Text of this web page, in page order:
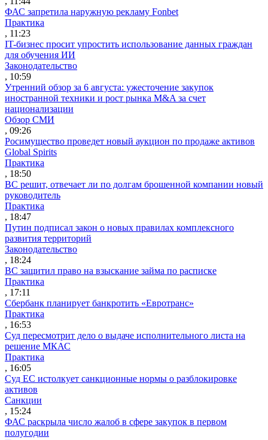
ФАС запретила наружную рекламу Fonbet
Практика
, 11:23
IT-бизнес просит упростить использование данных граждан
для обучения ИИ
Законодательство
, 10:59
Утренний обзор за 6 августа: ужесточение закупок
иностранной техники и рост рынка M&A за счет
национализации
Обзор СМИ
, 09:26
Росимущество проведет новый аукцион по продаже активов
Global Spirits
Практика
, 18:50
ВС решит, отвечает ли по долгам брошенной компании новый
руководитель
Практика
, 18:47
Путин подписал закон о новых правилах комплексного
развития территорий
Законодательство
, 18:24
ВС защитил право на взыскание займа по расписке
Практика
, 17:11
Сбербанк планирует банкротить «Евротранс»
Практика
, 16:53
Суд пересмотрит дело о выдаче исполнительного листа на
решение МКАС
Практика
, 16:05
Суд ЕС истолкует санкционные нормы о разблокировке
активов
Санкции
, 15:24
ФАС раскрыла число жалоб в сфере закупок в первом
полугодии